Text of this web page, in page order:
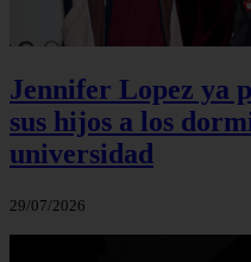
Jennifer Lopez ya
sus hijos a los
universidad
29/07/2026